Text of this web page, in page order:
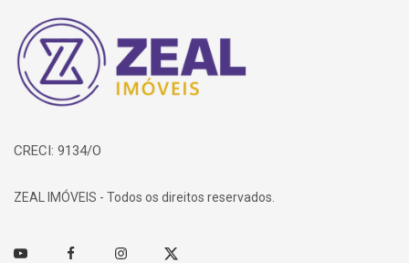
Página inicial
CRECI: 9134/O
ZEAL IMÓVEIS - Todos os direitos reservados.
Youtube FacebookInstagramTwitter